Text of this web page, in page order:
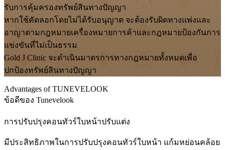
รับการคุ้มครองทรัพย์สินทางปัญญา
หากใช้คัดลอกโดยไม่ได้รับอนุญาต จะต้องรับผิดทางแพ่งและ
อาญาตามกฎหมายเครื่องหมายการค้าและกฎหมายป้องกันการ
แข่งขันที่ไม่เป็นธรรม
Gold J Clinic จะดำเนินมาตรการทางกฎหมายทั้งหมดเพื่อ
ปกป้องทรัพย์สินทางปัญญา
Advantages of TUNEVELOOK
ข้อดีของ Tunevelook
การปรับปรุงคอนทัวร์ใบหน้าปรับแต่ง
มีประสิทธิภาพในการปรับปรุงคอนทัวร์ใบหน้า แก้มหย่อนคล้อย